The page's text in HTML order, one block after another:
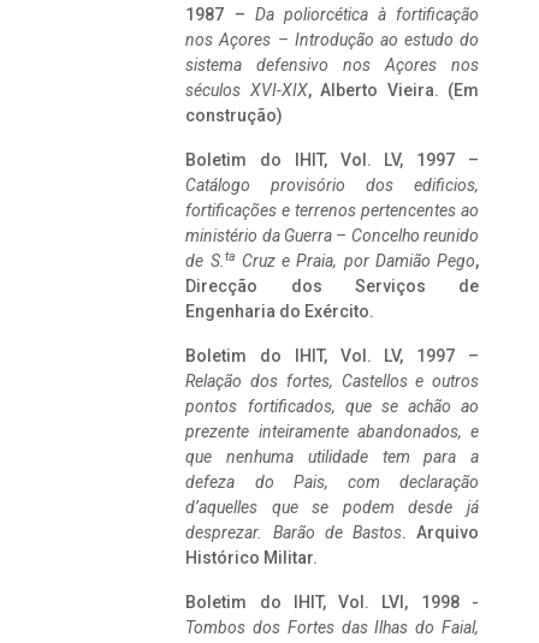
1987 – Da poliorcética à fortificação
nos Açores – Introdução ao estudo do
sistema defensivo nos Açores nos
séculos XVI-XIX, Alberto Vieira. (Em
construção)
Boletim do IHIT, Vol. LV, 1997 –
Catálogo provisório dos edificios,
fortificações e terrenos pertencentes ao
ministério da Guerra – Concelho reunido
de S. ta Cruz e Praia, por Damião Pego,
Direcção dos Serviços de
Engenharia do Exército.
Boletim do IHIT, Vol. LV, 1997 –
Relação dos fortes, Castellos e outros
pontos fortificados, que se achão ao
prezente inteiramente abandonados, e
que nenhuma utilidade tem para a
defeza do Pais, com declaração
d’aquelles que se podem desde já
desprezar. Barão de Bastos. Arquivo
Histórico Militar.
Boletim do IHIT, Vol. LVI, 1998 -
Tombos dos Fortes das Ilhas do Faial,